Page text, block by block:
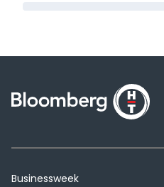
Businessweek